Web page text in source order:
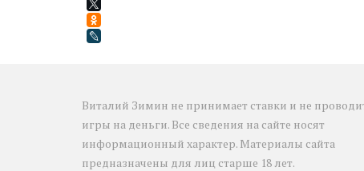
Виталий Зимин не принимает ставки и не
игры на деньги. Все сведения на сайте носят
информационный характер. Материалы сайта
предназначены для лиц старше 18 лет.